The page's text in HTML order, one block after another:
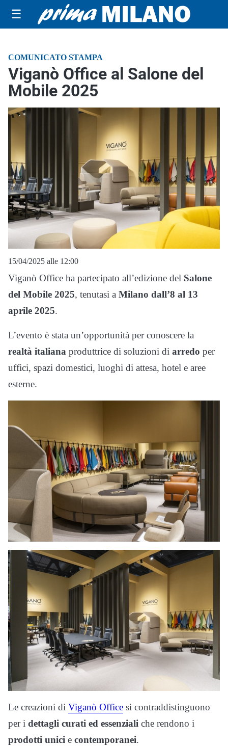
☰
COMUNICATO STAMPA
Viganò Office al Salone del
Mobile 2025
15/04/2025 alle 12:00
Viganò Office ha partecipato all’edizione del Salone
del Mobile 2025, tenutasi a Milano dall’8 al 13
aprile 2025.
L’evento è stata un’opportunità per conoscere la
realtà italiana produttrice di soluzioni di arredo per
uffici, spazi domestici, luoghi di attesa, hotel e aree
esterne.
Le creazioni di Viganò Office si contraddistinguono
per i dettagli curati ed essenziali che rendono i
prodotti unici e contemporanei.